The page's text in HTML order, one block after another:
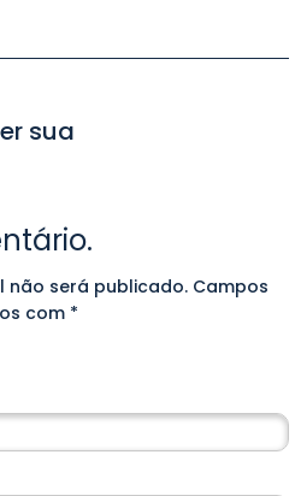
sua
não será publicado. Campos
com *